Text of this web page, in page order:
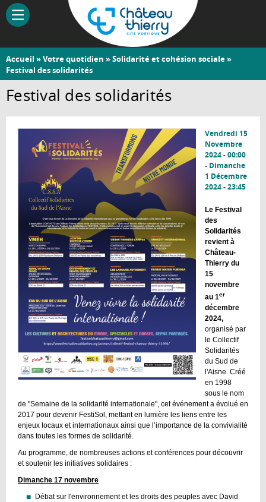
Aller
contenu
Château-
Thierry
Vous
êtes
ici
Accueil »Votre quotidien »Solidarité et cohésion sociale»
Festival des solidarités
Festival des solidarités
Vendredi 15
Novembre
2024 - 00:00
- Dimanche
1 Décembre
2024 - 23:45
Le Festival
des
Solidarités
revient à
Château-
Thierry du
15
novembre
au 1er
décembre
2024,
organisé par
le Collectif
Solidarités
du Sud de
l'Aisne. Créé
en 1998
sous le nom
de "Semaine de la solidarité internationale", cet événement a évolué en
2017 pour devenir FestiSol, mettant en lumière les liens entre les
enjeux locaux et internationaux ainsi que l’importance de la convivialité
dans toutes les formes de solidarité.
Au programme, de nombreuses actions et conférences pour découvrir
et soutenir les initiatives solidaires :
Dimanche 17 novembre
Débat sur l'environnement et les droits des peuples avec David